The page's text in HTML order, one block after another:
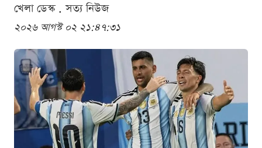
খেলা ডেস্ক . সত্য নিউজ
২০২৬ আগস্ট ০২ ২১:৪৭:৩১